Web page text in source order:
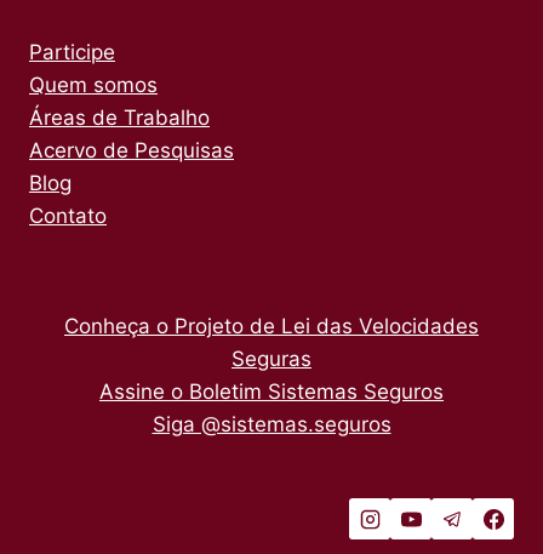
Participe
Quem somos
Áreas de Trabalho
Acervo de Pesquisas
Blog
Contato
Conheça o Projeto de Lei das Velocidades
Seguras
Assine o Boletim Sistemas Seguros
Siga @sistemas.seguros